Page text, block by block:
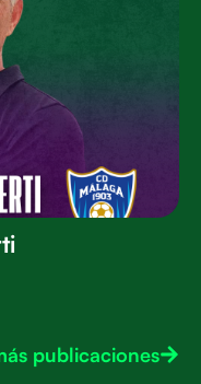
publicaciones